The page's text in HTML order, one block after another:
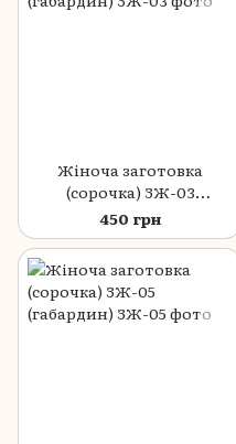
Жіноча заготовка
(сорочка) ЗЖ-03
(габардин)
450 грн